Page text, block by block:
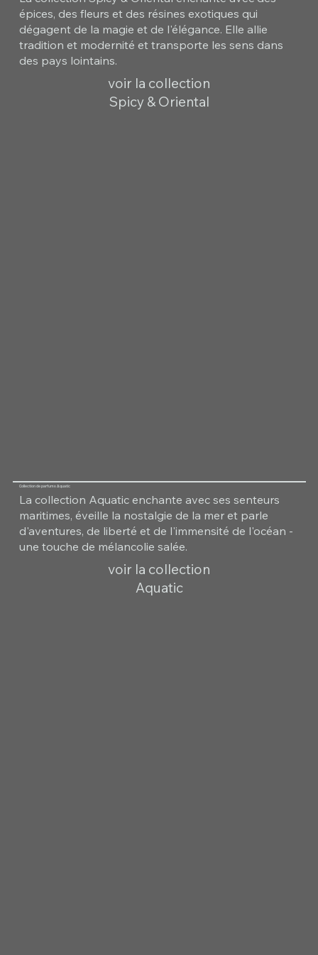
épices, des fleurs et des résines exotiques qui
dégagent de la magie et de l'élégance. Elle allie
tradition et modernité et transporte les sens dans
des pays lointains.
voir la collection
Spicy & Oriental
Collection de parfums Aquatic
La collection Aquatic enchante avec ses senteurs
maritimes, éveille la nostalgie de la mer et parle
d'aventures, de liberté et de l'immensité de l'océan -
une touche de mélancolie salée.
voir la collection
Aquatic